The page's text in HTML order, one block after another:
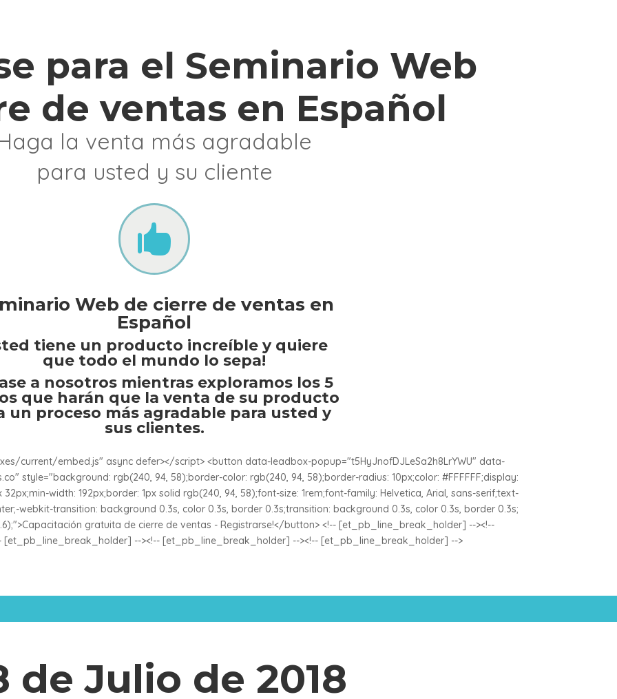
para el Seminario Web
de ventas en Español
la venta más agradable
para usted y su cliente

Web de cierre de ventas en
Español
tiene un producto increíble y quiere
que todo el mundo lo sepa!
a nosotros mientras exploramos los 5
que harán que la venta de su producto
un proceso más agradable para usted y
sus clientes.
current/embed.js" async defer></script> <button data-leadbox-popup="t5HyJnofDJLeSa2h8LrYWU" data-
style="background: rgb(240, 94, 58);border-color: rgb(240, 94, 58);border-radius: 10px;color: #FFFFFF;display:
width: 192px;border: 1px solid rgb(240, 94, 58);font-size: 1rem;font-family: Helvetica, Arial, sans-serif;text-
webkit-transition: background 0.3s, color 0.3s, border 0.3s;transition: background 0.3s, color 0.3s, border 0.3s;
gratuita de cierre de ventas - Registrarse!</button> <!-- [et_pb_line_break_holder] --><!--
--><!-- [et_pb_line_break_holder] --><!-- [et_pb_line_break_holder] -->
de Julio de 2018